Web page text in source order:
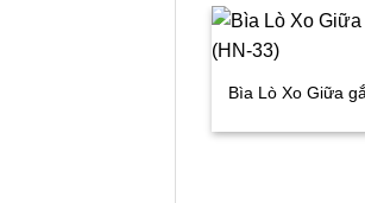
Bìa Lò Xo Giữa